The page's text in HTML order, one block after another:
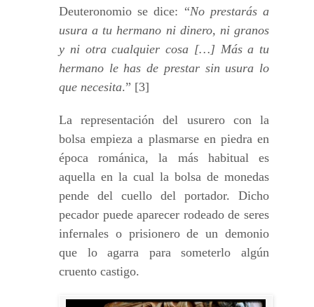
Deuteronomio se dice: “No prestarás a
usura a tu hermano ni dinero, ni granos
y ni otra cualquier cosa […] Más a tu
hermano le has de prestar sin usura lo
que necesita.” [3]
La representación del usurero con la
bolsa empieza a plasmarse en piedra en
época románica, la más habitual es
aquella en la cual la bolsa de monedas
pende del cuello del portador. Dicho
pecador puede aparecer rodeado de seres
infernales o prisionero de un demonio
que lo agarra para someterlo algún
cruento castigo.